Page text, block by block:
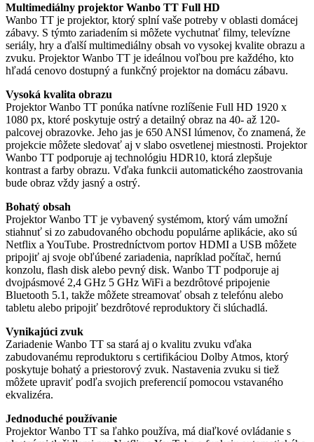
Multimediálny projektor Wanbo TT Full HD
Wanbo TT je projektor, ktorý splní vaše potreby v oblasti domácej
zábavy. S týmto zariadením si môžete vychutnať filmy, televízne
seriály, hry a ďalší multimediálny obsah vo vysokej kvalite obrazu a
zvuku. Projektor Wanbo TT je ideálnou voľbou pre každého, kto
hľadá cenovo dostupný a funkčný projektor na domácu zábavu.
Vysoká kvalita obrazu
Projektor Wanbo TT ponúka natívne rozlíšenie Full HD 1920 x
1080 px, ktoré poskytuje ostrý a detailný obraz na 40- až 120-
palcovej obrazovke. Jeho jas je 650 ANSI lúmenov, čo znamená, že
projekcie môžete sledovať aj v slabo osvetlenej miestnosti. Projektor
Wanbo TT podporuje aj technológiu HDR10, ktorá zlepšuje
kontrast a farby obrazu. Vďaka funkcii automatického zaostrovania
bude obraz vždy jasný a ostrý.
Bohatý obsah
Projektor Wanbo TT je vybavený systémom, ktorý vám umožní
stiahnuť si zo zabudovaného obchodu populárne aplikácie, ako sú
Netflix a YouTube. Prostredníctvom portov HDMI a USB môžete
pripojiť aj svoje obľúbené zariadenia, napríklad počítač, hernú
konzolu, flash disk alebo pevný disk. Wanbo TT podporuje aj
dvojpásmové 2,4 GHz 5 GHz WiFi a bezdrôtové pripojenie
Bluetooth 5.1, takže môžete streamovať obsah z telefónu alebo
tabletu alebo pripojiť bezdrôtové reproduktory či slúchadlá.
Vynikajúci zvuk
Zariadenie Wanbo TT sa stará aj o kvalitu zvuku vďaka
zabudovanému reproduktoru s certifikáciou Dolby Atmos, ktorý
poskytuje bohatý a priestorový zvuk. Nastavenia zvuku si tiež
môžete upraviť podľa svojich preferencií pomocou vstavaného
ekvalizéra.
Jednoduché používanie
Projektor Wanbo TT sa ľahko používa, má diaľkové ovládanie s